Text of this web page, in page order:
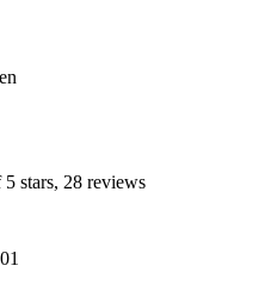
stars, 28 reviews